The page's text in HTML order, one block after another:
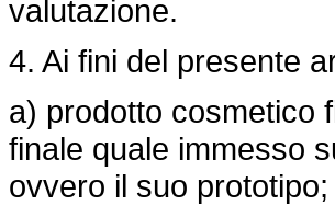
valutazione.
4. Ai fini del presente
a) prodotto cosmetico
finale quale immesso
ovvero il suo prototipo;